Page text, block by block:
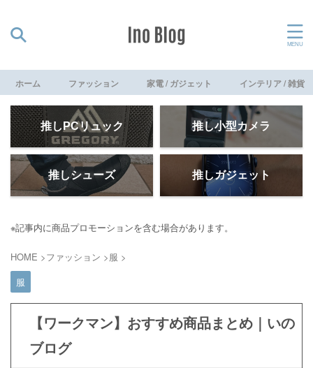
ホーム ファッション 家電 / ガジェット インテリア / 雑貨
推しPCリュック 推し小型カメラ
推しシューズ 推しガジェット
※記事内に商品プロモーションを含む場合があります。
HOME >ファッション >服 >
服
【ワークマン】おすすめ商品まとめ｜いの
ブログ